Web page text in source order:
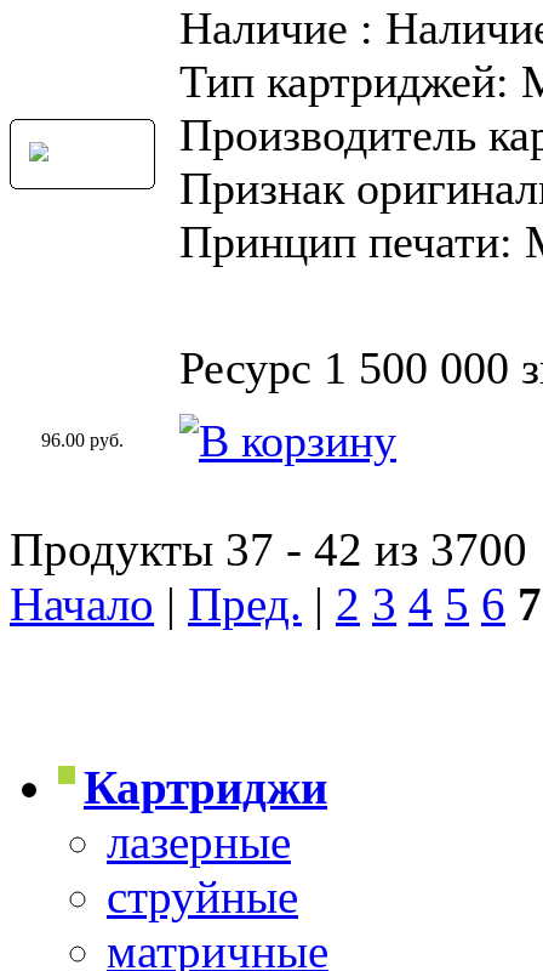
Наличие :
Тип картриджей:
Производитель
Признак
Принцип печати:
Ресурс 1 500 000
96.00 руб.
Продукты 37 - 42 из 3700
Начало | Пред. | 2 3 4 5 6 7
Картриджи
лазерные
струйные
матричные